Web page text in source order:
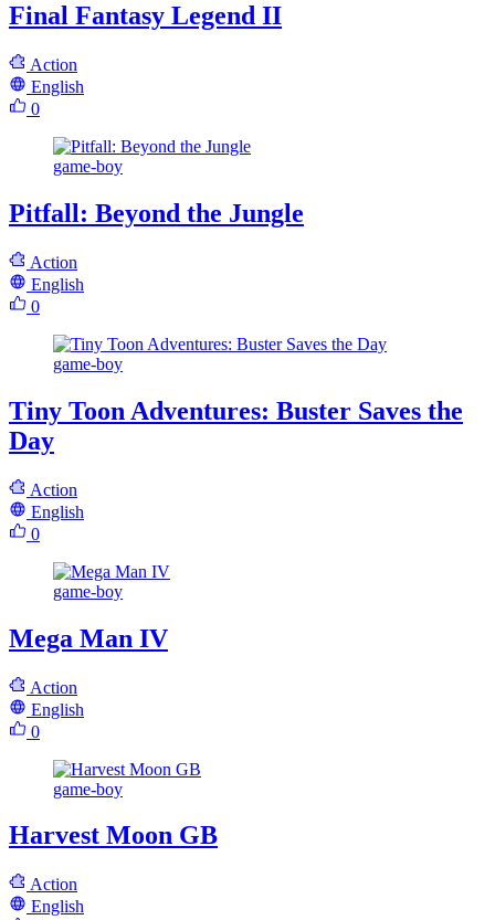
Final Fantasy Legend II
Action
English
0
game-boy
Pitfall: Beyond the Jungle
Action
English
0
game-boy
Tiny Toon Adventures: Buster Saves the
Day
Action
English
0
game-boy
Mega Man IV
Action
English
0
game-boy
Harvest Moon GB
Action
English